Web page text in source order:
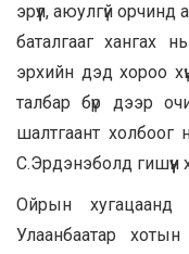
эрүүл, аюулгүй
баталгааг хангах
эрхийн дэд хороо
талбар бүр дээр
шалтгаант холбоог
С.Эрдэнэболд гишүүн
Ойрын хугацаанд
Улаанбаатар